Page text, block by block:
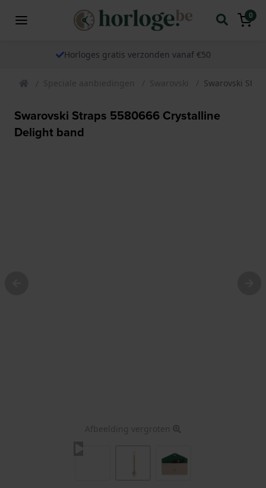
0
Horloges gratis verzonden vanaf €50
Speciale aanbiedingen Swarovski Swarovski
Swarovski Straps 5580666 Crystalline
Delight band
Afbeelding vergroten